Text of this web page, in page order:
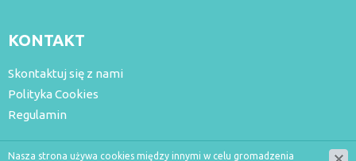
KONTAKT
Skontaktuj się z nami
Polityka Cookies
Regulamin
Nasza strona używa cookies między innymi w celu gromadzenia